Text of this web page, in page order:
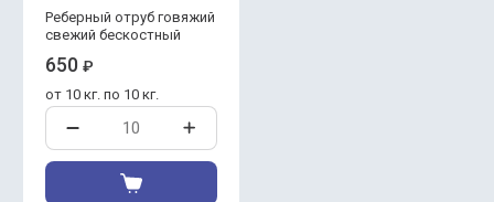
Реберный отруб говяжий
свежий бескостный
650 ₽
от 10 кг. по 10 кг.